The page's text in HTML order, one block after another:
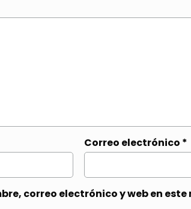
Correo electrónico *
correo electrónico y web en